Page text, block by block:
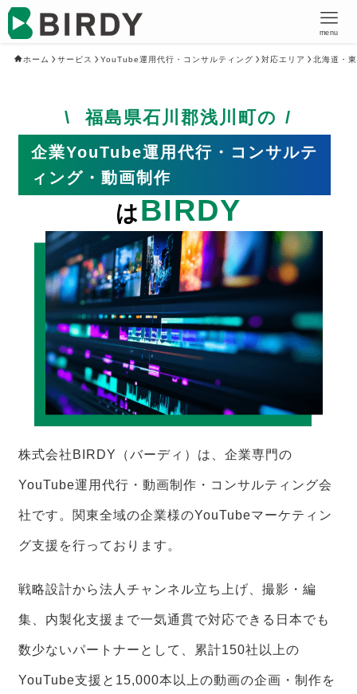
menu
ホーム サービス YouTube運用代行・コンサルティング 対応エリア 北海道・
福島県石川郡浅川町の
企業YouTube運用代行・コンサルテ
ィング・動画制作
はBIRDY
株式会社BIRDY（バーディ）は、企業専門の
YouTube運用代行・動画制作・コンサルティング会
社です。関東全域の企業様のYouTubeマーケティン
グ支援を行っております。
戦略設計から法人チャンネル立ち上げ、撮影・編
集、内製化支援まで一気通貫で対応できる日本でも
数少ないパートナーとして、累計150社以上の
YouTube支援と15,000本以上の動画の企画・制作を